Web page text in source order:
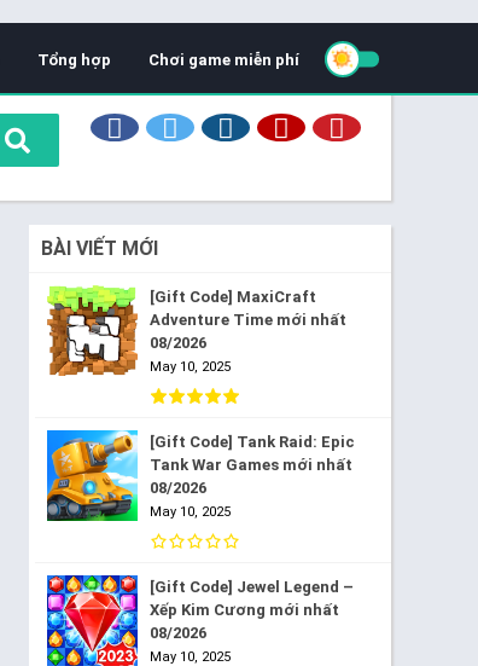
Tổng hợp Chơi game miễn phí
BÀI VIẾT MỚI
[Gift Code] MaxiCraft
Adventure Time mới nhất
08/2026
May 10, 2025
[Gift Code] Tank Raid: Epic
Tank War Games mới nhất
08/2026
May 10, 2025
[Gift Code] Jewel Legend –
Xếp Kim Cương mới nhất
08/2026
May 10, 2025